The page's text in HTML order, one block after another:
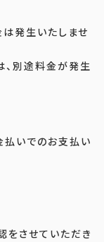
発生いたしませ
、別途料金が発生
払いでのお支払い
させていただき